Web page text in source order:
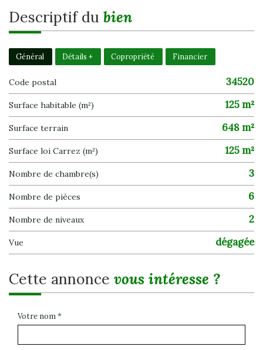
descriptif du bien
Général Détails + Copropriété Financier
Code postal 34520
Surface habitable (m²) 125 m²
surface terrain 648 m²
Surface loi Carrez (m²) 125 m²
Nombre de chambre(s) 3
Nombre de pièces 6
Nombre de niveaux 2
Vue dégagée
cette annonce vous intéresse ?
Votre nom *